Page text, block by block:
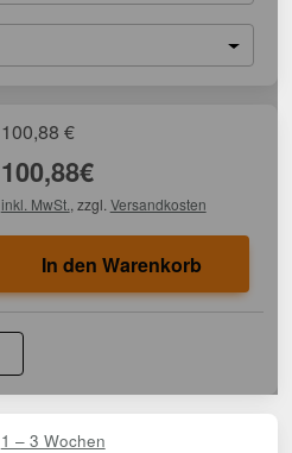
100,88 €
100,88€
inkl. MwSt. , zzgl. Versandkosten
In den Warenkorb
1 – 3 Wochen